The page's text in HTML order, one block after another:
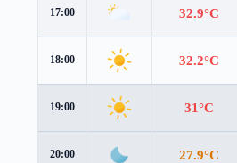
17:00 32.9°C
18:00 32.2°C
19:00 31°C
20:00 27.9°C